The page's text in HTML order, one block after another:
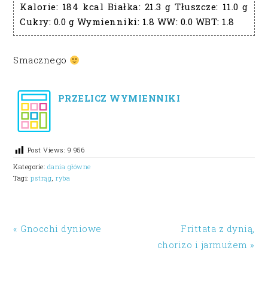
Kalorie: 184 kcal Białka: 21.3 g Tłuszcze: 11.0 g
Cukry: 0.0 g Wymienniki: 1.8 WW: 0.0 WBT: 1.8
Smacznego
PRZELICZ WYMIENNIKI
Post Views: 9 956
Kategorie: dania główne
Tagi:pstrąg ,ryba
« Gnocchi dyniowe
Frittata z dynią,
chorizo i jarmużem »